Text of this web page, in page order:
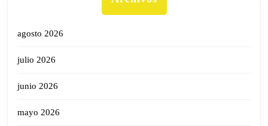
agosto 2026
julio 2026
junio 2026
mayo 2026